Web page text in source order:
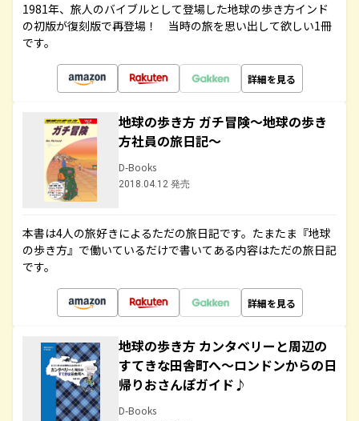
1981年、旅人のバイブルとして登場した地球の歩き方インド
の初版が復刻版で再登場！ 当時の旅を思い出して欲しい1冊
です。
詳細を見る
地球の歩き方 ガチ冒険～地球の歩き
方社員の旅日記～
D-Books
2018.04.12 発売
本書は4人の旅好きによるただの旅日記です。たまたま『地球
の歩き方』で働いているだけで書いてある内容はただの旅日記
です。
詳細を見る
地球の歩き方 カンタベリーと周辺の
すてきな田舎町へ～ロンドンからの日
帰りおさんぽガイド♪
D-Books